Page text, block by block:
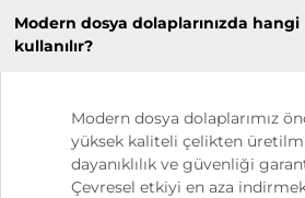
Modern dosya dolaplarınızda
kullanılır?
Modern dosya dolaplarımız
yüksek kaliteli çelikten
dayanıklılık ve güvenliği
Çevresel etkiyi en aza